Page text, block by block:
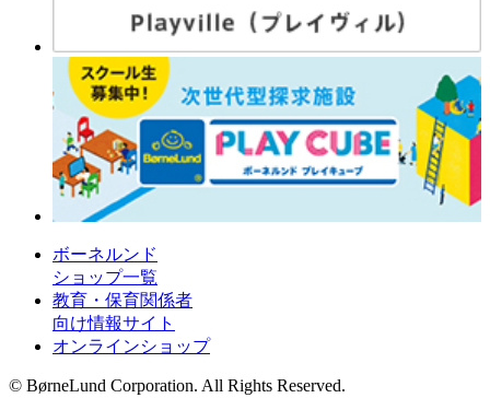
ボーネルンド
ショップ一覧
教育・保育関係者
向け情報サイト
オンラインショップ
© BørneLund Corporation. All Rights Reserved.